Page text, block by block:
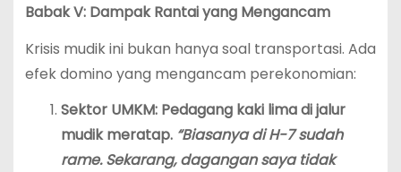
Babak V: Dampak Rantai yang Mengancam
Krisis mudik ini bukan hanya soal transportasi. Ada
efek domino yang mengancam perekonomian:
Sektor UMKM: Pedagang kaki lima di jalur
mudik meratap. “Biasanya di H-7 sudah
rame. Sekarang, dagangan saya tidak